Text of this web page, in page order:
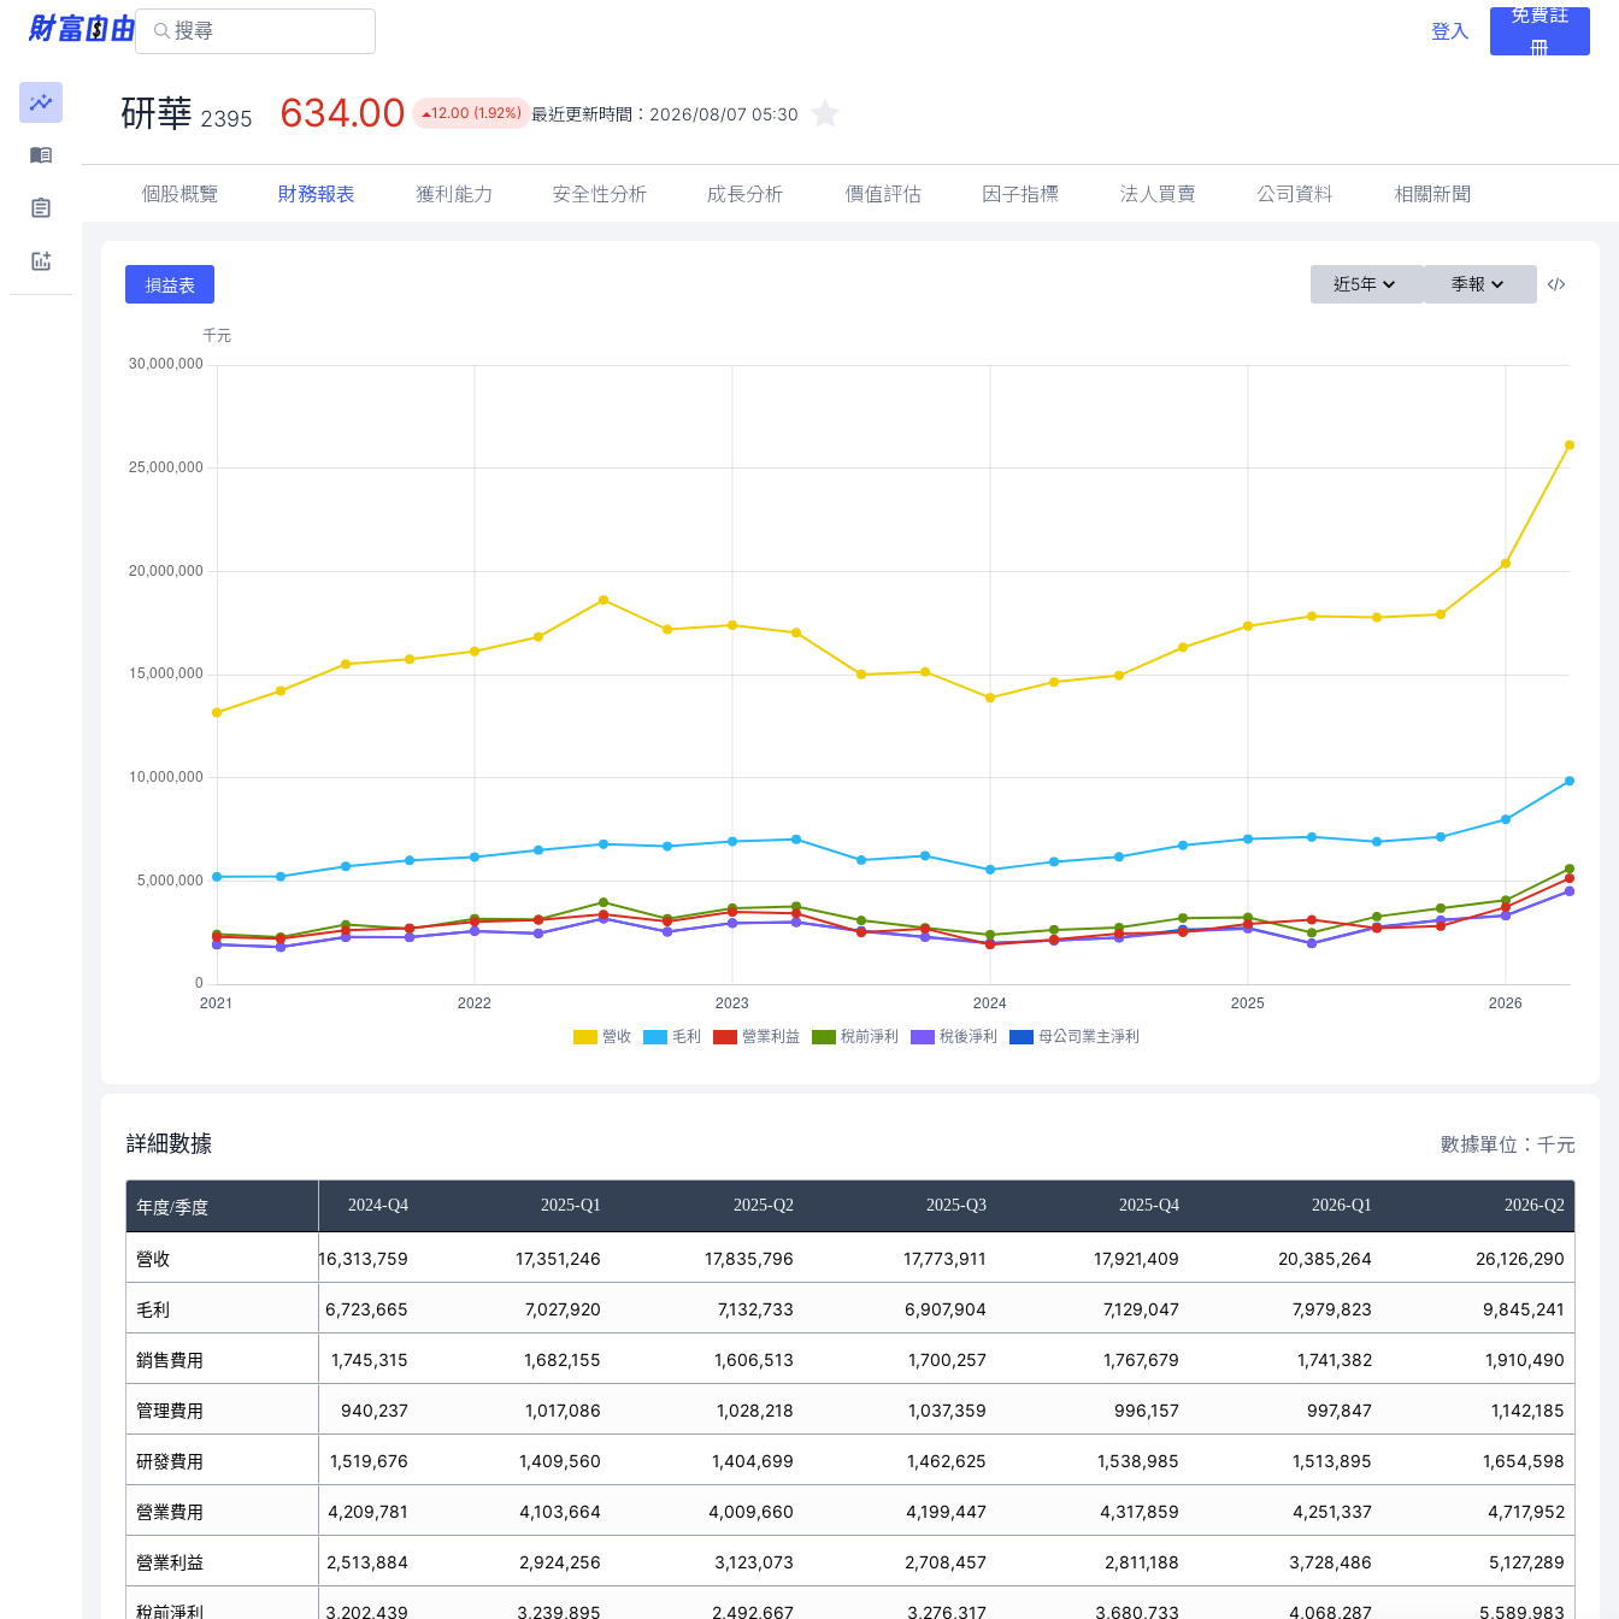
登入
免費註
冊
研華 2395 634.00 12.00 (1.92%) 最近更新時間： 2026/08/07 05:30
個股概覽 財務報表 獲利能力 安全性分析 成長分析 價值評估 因子指標 法人買賣 公司資料 相關新聞
損益表 近5年 季報
營收 毛利 營業利益 稅前淨利 稅後淨利 母公司業主淨利
詳細數據 數據單位：千元
年度/季度
2024-Q3 2024-Q4 2025-Q1 2025-Q2 2025-Q3 2025-Q4 2026-Q1 2026-Q2
營收
毛利
銷售費用
管理費用
研發費用
營業費用
營業利益
稅前淨利
14,949,502 16,313,759 17,351,246 17,835,796 17,773,911 17,921,409 20,385,264 26,126,290
6,173,487 6,723,665 7,027,920 7,132,733 6,907,904 7,129,047 7,979,823 9,845,241
1,440,406 1,745,315 1,682,155 1,606,513 1,700,257 1,767,679 1,741,382 1,910,490
961,377 940,237 1,017,086 1,028,218 1,037,359 996,157 997,847 1,142,185
1,331,997 1,519,676 1,409,560 1,404,699 1,462,625 1,538,985 1,513,895 1,654,598
3,721,285 4,209,781 4,103,664 4,009,660 4,199,447 4,317,859 4,251,337 4,717,952
2,452,202 2,513,884 2,924,256 3,123,073 2,708,457 2,811,188 3,728,486 5,127,289
2,742,738 3,202,439 3,239,895 2,492,667 3,276,317 3,680,733 4,068,287 5,589,983